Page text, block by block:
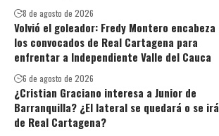
8 de agosto de 2026
Volvió el goleador: Fredy Montero encabeza
los convocados de Real Cartagena para
enfrentar a Independiente Valle del Cauca
6 de agosto de 2026
¿Cristian Graciano interesa a Junior de
Barranquilla? ¿El lateral se quedará o se irá
de Real Cartagena?